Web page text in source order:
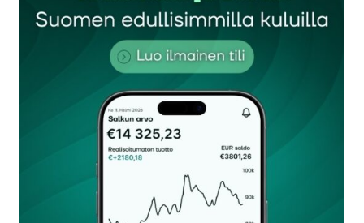
Sähköpostiosoitettasi ei julkaista.Pakolliset
kentät on merkitty*
Kommentti*
Nimesi tai nimimerkkisi